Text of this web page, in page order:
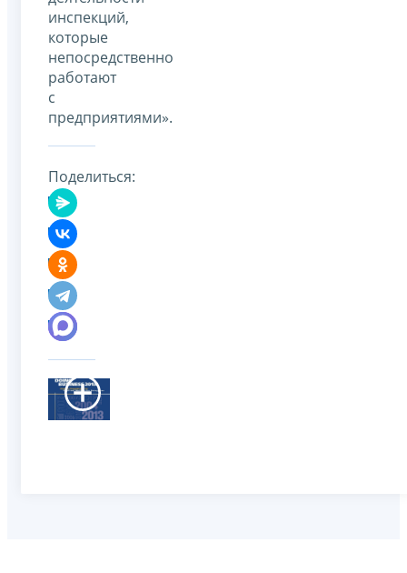
инспекций,
которые
непосредственно
работают
с
предприятиями».
Поделиться: